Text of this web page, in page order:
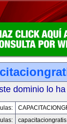
dominio lo